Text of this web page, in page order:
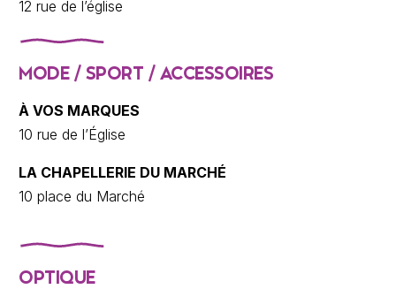
12 rue de l’église
MODE / SPORT / ACCESSOIRES
À VOS MARQUES
10 rue de l’Église
LA CHAPELLERIE DU MARCHÉ
10 place du Marché
OPTIQUE